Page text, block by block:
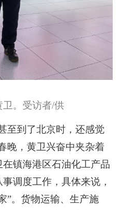
卫。受访者/供
到了北京时，还感觉
晚，黄卫兴奋中夹杂着
镇海港区石油化工产品
调度工作，具体来说，
”。货物运输、生产施